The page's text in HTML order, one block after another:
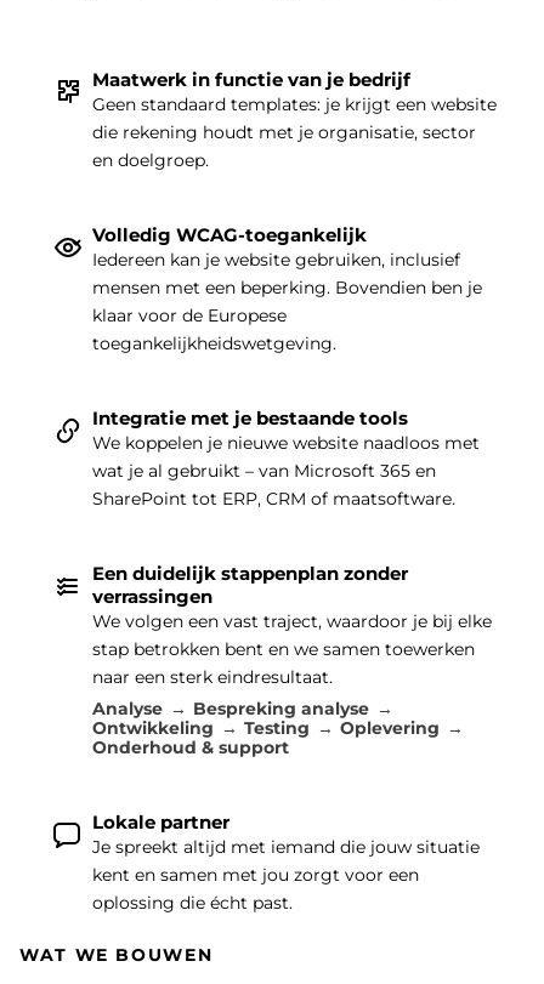
THEMA |
Maatwerk in functie van je bedrijf
Geen standaard templates: je krijgt een website
die rekening houdt met je organisatie, sector
en doelgroep.
Volledig WCAG-toegankelijk
Iedereen kan je website gebruiken, inclusief
mensen met een beperking. Bovendien ben je
klaar voor de Europese
toegankelijkheidswetgeving.
Integratie met je bestaande tools
We koppelen je nieuwe website naadloos met
wat je al gebruikt – van Microsoft 365 en
SharePoint tot ERP, CRM of maatsoftware.
Een duidelijk stappenplan zonder
verrassingen
We volgen een vast traject, waardoor je bij elke
stap betrokken bent en we samen toewerken
naar een sterk eindresultaat.
Analyse
Bespreking analyse
Ontwikkeling
Testing
Oplevering
Onderhoud & support
Lokale partner
Je spreekt altijd met iemand die jouw situatie
kent en samen met jou zorgt voor een
oplossing die écht past.
WAT WE BOUWEN